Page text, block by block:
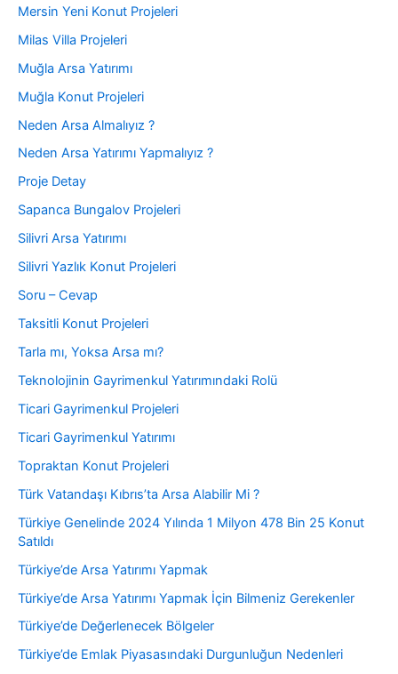
Mersin Yeni Konut Projeleri
Milas Villa Projeleri
Muğla Arsa Yatırımı
Muğla Konut Projeleri
Neden Arsa Almalıyız ?
Neden Arsa Yatırımı Yapmalıyız ?
Proje Detay
Sapanca Bungalov Projeleri
Silivri Arsa Yatırımı
Silivri Yazlık Konut Projeleri
Soru – Cevap
Taksitli Konut Projeleri
Tarla mı, Yoksa Arsa mı?
Teknolojinin Gayrimenkul Yatırımındaki Rolü
Ticari Gayrimenkul Projeleri
Ticari Gayrimenkul Yatırımı
Topraktan Konut Projeleri
Türk Vatandaşı Kıbrıs’ta Arsa Alabilir Mi ?
Türkiye Genelinde 2024 Yılında 1 Milyon 478 Bin 25 Konut
Satıldı
Türkiye’de Arsa Yatırımı Yapmak
Türkiye’de Arsa Yatırımı Yapmak İçin Bilmeniz Gerekenler
Türkiye’de Değerlenecek Bölgeler
Türkiye’de Emlak Piyasasındaki Durgunluğun Nedenleri